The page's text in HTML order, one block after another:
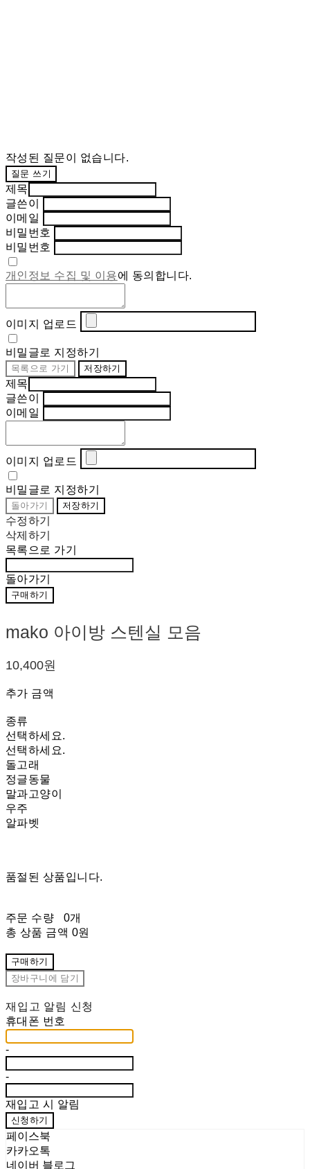
작성된 질문이 없습니다.
질문 쓰기
제목
글쓴이
이메일
비밀번호
비밀번호
개인정보 수집 및 이용에 동의합니다.
이미지 업로드
비밀글로 지정하기
목록으로 가기 저장하기
제목
글쓴이
이메일
이미지 업로드
비밀글로 지정하기
돌아가기 저장하기
수정하기
삭제하기
목록으로 가기
돌아가기
구매하기
mako 아이방 스텐실 모음
10,400원
추가 금액
종류
선택하세요.
선택하세요.
돌고래
정글동물
말과고양이
우주
알파벳
품절된 상품입니다.
주문 수량
0개
총 상품 금액 0원
구매하기
장바구니에 담기
재입고 알림 신청
휴대폰 번호
-
-
재입고 시 알림
신청하기
페이스북
카카오톡
네이버 블로그